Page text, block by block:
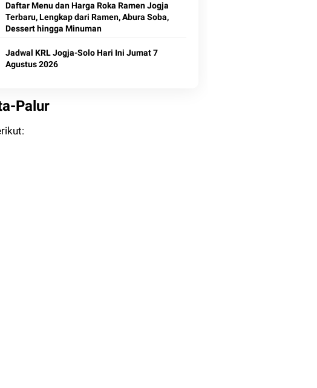
Daftar Menu dan Harga Roka Ramen Jogja
Terbaru, Lengkap dari Ramen, Abura Soba,
Dessert hingga Minuman
Jadwal KRL Jogja-Solo Hari Ini Jumat 7
Agustus 2026
Palur